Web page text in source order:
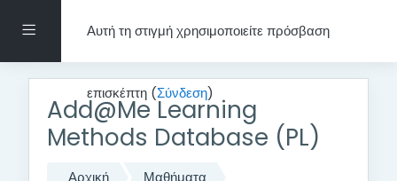
Πλευρικός πίνακας
Αυτή τη στιγμή χρησιμοποιείτε πρόσβαση
επισκέπτη (Σύνδεση)
Add@Me Learning
Methods Database (PL)
Αρχική
Μαθήματα